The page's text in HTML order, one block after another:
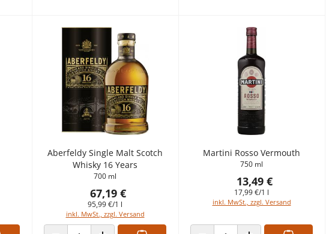
Aberfeldy Single Malt Scotch
Whisky 16 Years
700 ml
67,19 €
95,99 €/1 l
inkl. MwSt., zzgl. Versand
Martini Rosso Vermouth
750 ml
13,49 €
17,99 €/1 l
inkl. MwSt., zzgl. Versand